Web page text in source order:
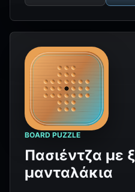
BOARD PUZZLE
Πασιέντζα με
μανταλάκια